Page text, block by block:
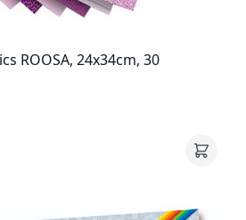
ROOSA, 24x34cm, 30